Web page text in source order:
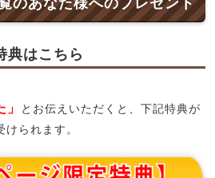
のあなた様へのプレゼント
典はこちら
とお伝えいただくと、下記特典が
けられます。